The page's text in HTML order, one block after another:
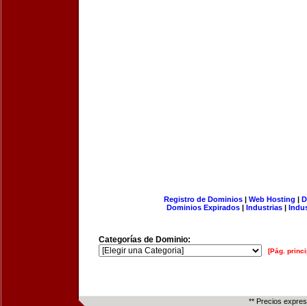
Registro de Dominios| Web Hosting |
Dominios Expirados | Industrias |
Categorías de Dominio:
[Pág.
** Precios